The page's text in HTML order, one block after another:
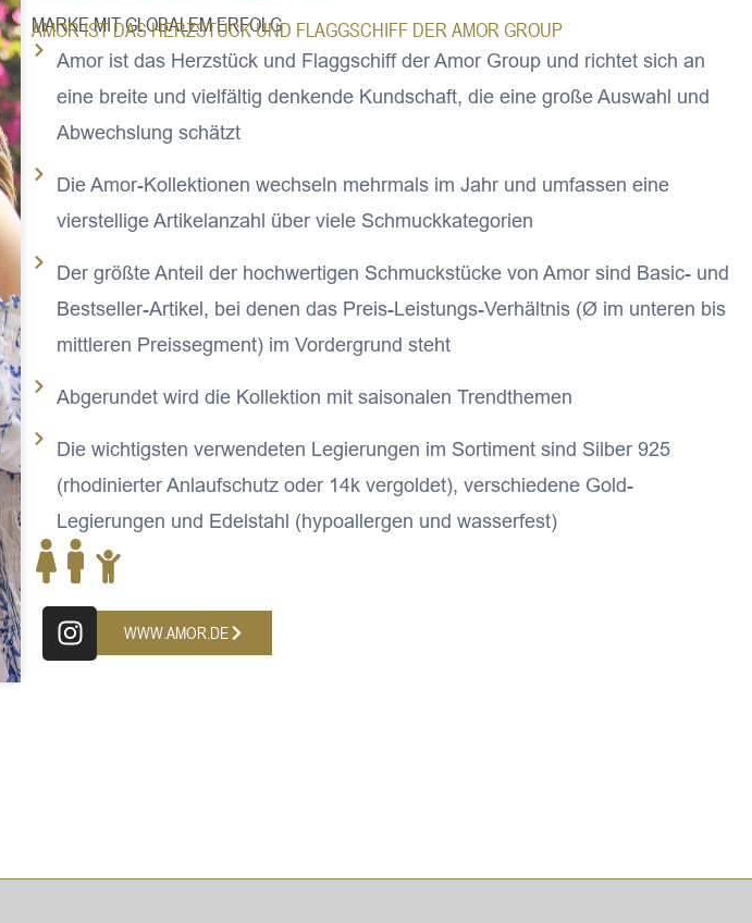
MARKE MIT GLOBALEM ERFOLG
AMOR IST DAS HERZSTÜCK UND FLAGGSCHIFF DER AMOR GROUP
Amor ist das Herzstück und Flaggschiff der Amor Group und richtet sich an
eine breite und vielfältig denkende Kundschaft, die eine große Auswahl und
Abwechslung schätzt
Die Amor-Kollektionen wechseln mehrmals im Jahr und umfassen eine
vierstellige Artikelanzahl über viele Schmuckkategorien
Der größte Anteil der hochwertigen Schmuckstücke von Amor sind Basic- und
Bestseller-Artikel, bei denen das Preis-Leistungs-Verhältnis (Ø im unteren bis
mittleren Preissegment) im Vordergrund steht
Abgerundet wird die Kollektion mit saisonalen Trendthemen
Die wichtigsten verwendeten Legierungen im Sortiment sind Silber 925
(rhodinierter Anlaufschutz oder 14k vergoldet), verschiedene Gold-
Legierungen und Edelstahl (hypoallergen und wasserfest)
I
n
WWW.AMOR.DE